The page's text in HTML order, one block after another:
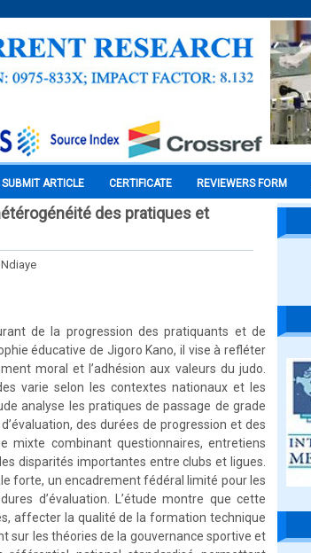
SUBMIT ARTICLE CERTIFICATE REVIEWERS FORM
des pratiques et
de la progression des pratiquants et de
éducative de Jigoro Kano, il vise à refléter
moral et l’adhésion aux valeurs du judo.
varie selon les contextes nationaux et les
analyse les pratiques de passage de grade
des durées de progression et des
mixte combinant questionnaires, entretiens
disparités importantes entre clubs et ligues.
forte, un encadrement fédéral limité pour les
d’évaluation. L’étude montre que cette
affecter la qualité de la formation technique
sur les théories de la gouvernance sportive et